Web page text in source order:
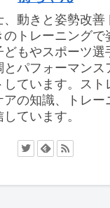
、動きと姿勢改善
のトレーニングで
どもやスポーツ選
とパフォーマンス
しています。スト
アの知識、トレー
ています。